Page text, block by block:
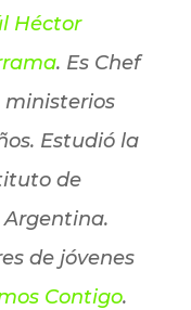
Héctor
. Es Chef
ministerios
Estudió la
de
Argentina.
de jóvenes
Contigo.